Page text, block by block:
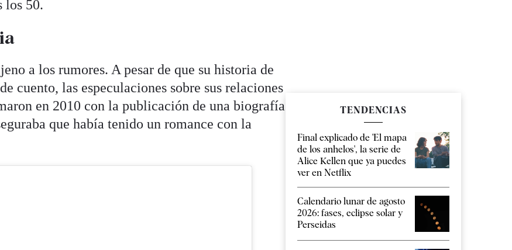
los 50.
a los rumores. A pesar de que su historia de
cuento, las especulaciones sobre sus relaciones
en 2010 con la publicación de una biografía
que había tenido un romance con la
TENDENCIAS
Final explicado de 'El mapa
de los anhelos', la serie de
Alice Kellen que ya puedes
ver en Netflix
Calendario lunar de agosto
2026: fases, eclipse solar y
Perseidas